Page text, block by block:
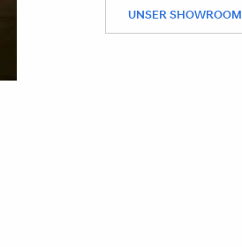
UNSER SHOWROOM